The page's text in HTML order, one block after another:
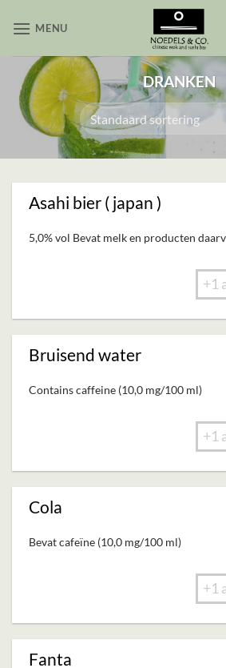
MENU
DRANKEN
Asahi bier ( japan )
5,0% vol Bevat melk en producten
+1
Bruisend water
Contains caffeine (10,0 mg/100 ml)
+1
Cola
Bevat cafeïne (10,0 mg/100 ml)
+1
Fanta